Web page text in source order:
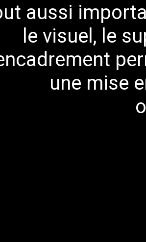
aussi
le visuel, le
une mise